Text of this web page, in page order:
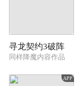
寻龙契约3破阵
同样降魔内容作品
APP